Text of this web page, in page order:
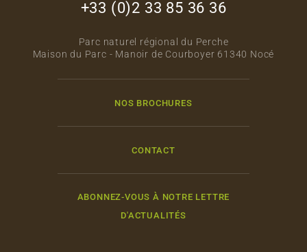
+33 (0)2 33 85 36 36
Parc naturel régional du Perche
Maison du Parc - Manoir de Courboyer 61340 Nocé
NOS BROCHURES
CONTACT
ABONNEZ-VOUS À NOTRE LETTRE
D'ACTUALITÉS